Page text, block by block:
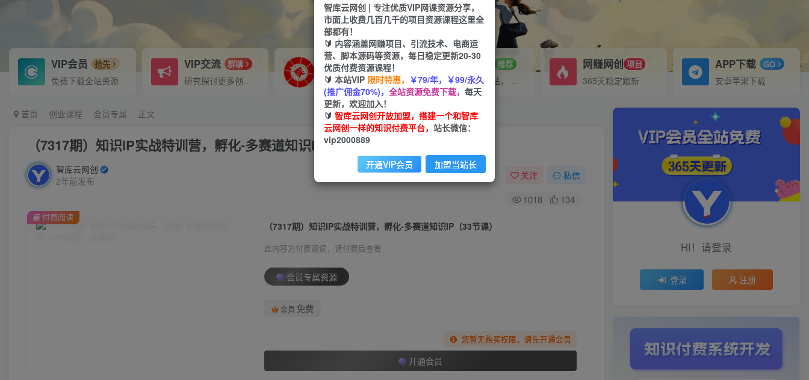
VIP会员 抢先
免费下载全站资源
VIP交流 群聊
研究探讨更多创业项目路子。
VIP推广
70%分佣
会员专属推广链接
招募站长 推荐
搭建同款网站，自己当老板
网赚网创 项目
365天稳定跟新
APP下载 GO
安卓苹果下载
首页 创业课程 会员专属 正文
（7317期）知识IP实战特训营，​孵化-多赛道知识IP（33节课）
智库云网创
2年前发布
关注 私信
1018 134
（7317期）知识IP实战特训营，​孵化-多赛道知识IP（33节课）
此内容为付费阅读，请付费后查看
会员专属资源
会员 免费
您暂无购买权限，请先开通会员
开通会员
付费阅读
HI！请登录
登录 注册
智库云网创 | 专注优质VIP网课资源分享，
市面上收费几百几千的项目资源课程这里全
部都有！
🔰 内容涵盖网赚项目、引流技术、电商运
营、脚本源码等资源，每日稳定更新20-30
优质付费资源课程！
🔰 本站VIP 限时特惠， ￥79/年，￥99/永久
(推广佣金70%)， 全站资源免费下载， 每天
更新，欢迎加入！
🔰 智库云网创开放加盟，搭建一个和智库
云网创一样的知识付费平台， 站长微信：
vip2000889
开通VIP会员 加盟当站长